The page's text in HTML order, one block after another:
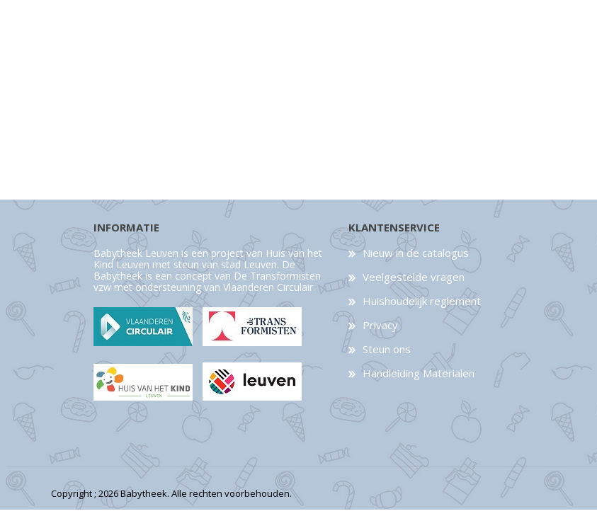
INFORMATIE
Babytheek Leuven is een project van Huis van het
Kind Leuven met steun van stad Leuven. De
Babytheek is een concept van De Transformisten
vzw met ondersteuning van Vlaanderen Circulair.
KLANTENSERVICE
Nieuw in de catalogus
Veelgestelde vragen
Huishoudelijk reglement
Privacy
Steun ons
Handleiding Materialen
Copyright ; 2026 Babytheek. Alle rechten voorbehouden.